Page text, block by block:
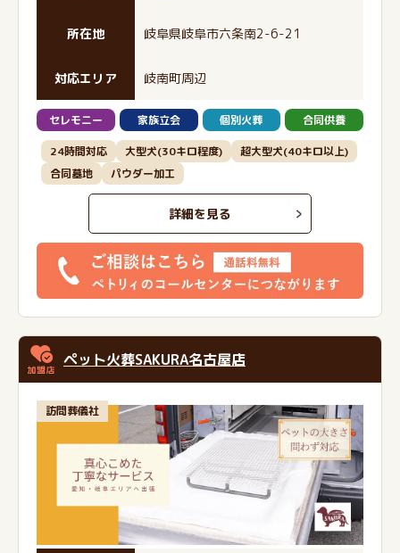
所在地 岐阜県岐阜市六条南2-6-21
対応エリア 岐南町周辺
セレモニー 家族立会 個別火葬 合同供養
24時間対応 大型犬(30キロ程度)
超大型犬(40キロ以上)
合同墓地
パウダー加工
詳細を見る
ペット火葬SAKURA名古屋店
訪問葬儀社